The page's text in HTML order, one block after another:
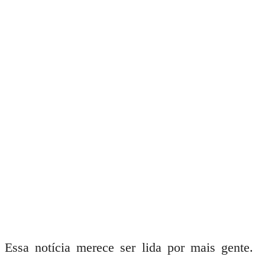
Essa notícia merece ser lida por mais gente.